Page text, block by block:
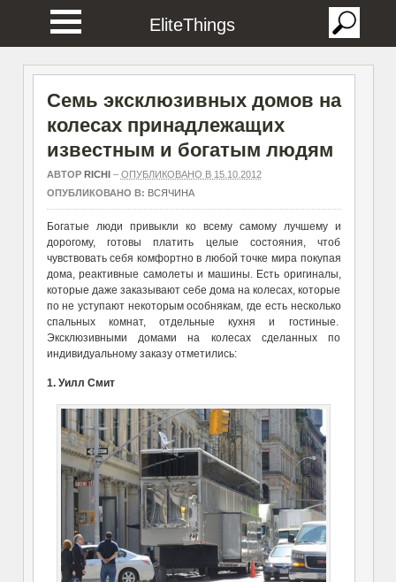
EliteThings
Семь эксклюзивных домов на
колесах принадлежащих
известным и богатым людям
АВТОР RICHI– ОПУБЛИКОВАНО В 15.10.2012
ОПУБЛИКОВАНО В: ВСЯЧИНА
Богатые люди привыкли ко всему самому лучшему и
дорогому, готовы платить целые состояния, чтоб
чувствовать себя комфортно в любой точке мира покупая
дома, реактивные самолеты и машины. Есть оригиналы,
которые даже заказывают себе дома на колесах, которые
по не уступают некоторым особнякам, где есть несколько
спальных комнат, отдельные кухня и гостиные.
Эксклюзивными домами на колесах сделанных по
индивидуальному заказу отметились:
1. Уилл Смит